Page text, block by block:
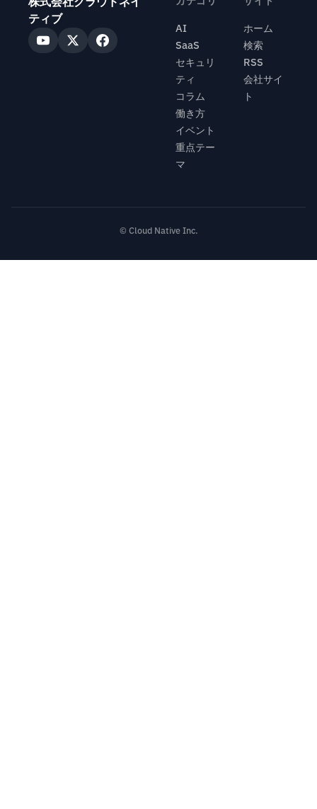
ティブ
AI
SaaS
セキュリ
ティ
コラム
働き方
イベント
重点テー
マ
ホーム
検索
RSS
会社サイ
ト
© Cloud Native Inc.